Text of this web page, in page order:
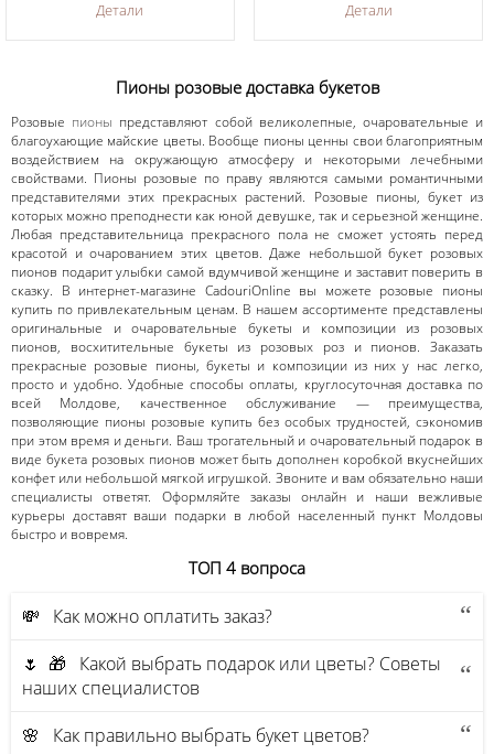
Детали Детали
Пионы розовые доставка букетов
Розовые пионы представляют собой великолепные, очаровательные и
благоухающие майские цветы. Вообще пионы ценны свои благоприятным
воздействием на окружающую атмосферу и некоторыми лечебными
свойствами. Пионы розовые по праву являются самыми романтичными
представителями этих прекрасных растений. Розовые пионы, букет из
которых можно преподнести как юной девушке, так и серьезной женщине.
Любая представительница прекрасного пола не сможет устоять перед
красотой и очарованием этих цветов. Даже небольшой букет розовых
пионов подарит улыбки самой вдумчивой женщине и заставит поверить в
сказку. В интернет-магазине CadouriOnline вы можете розовые пионы
купить по привлекательным ценам. В нашем ассортименте представлены
оригинальные и очаровательные букеты и композиции из розовых
пионов, восхитительные букеты из розовых роз и пионов. Заказать
прекрасные розовые пионы, букеты и композиции из них у нас легко,
просто и удобно. Удобные способы оплаты, круглосуточная доставка по
всей Молдове, качественное обслуживание — преимущества,
позволяющие пионы розовые купить без особых трудностей, сэкономив
при этом время и деньги. Ваш трогательный и очаровательный подарок в
виде букета розовых пионов может быть дополнен коробкой вкуснейших
конфет или небольшой мягкой игрушкой. Звоните и вам обязательно наши
специалисты ответят. Оформляйте заказы онлайн и наши вежливые
курьеры доставят ваши подарки в любой населенный пункт Молдовы
быстро и вовремя.
ТОП 4 вопроса
💸 Как можно оплатить заказ?
🌷 🎁 Какой выбрать подарок или цветы? Советы
наших специалистов
🌸 Как правильно выбрать букет цветов?